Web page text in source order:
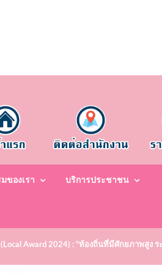
ของเรา บริการประชาชน
Award 2024) : "ท้องถิ่นที่มีศักยภาพสูง ร